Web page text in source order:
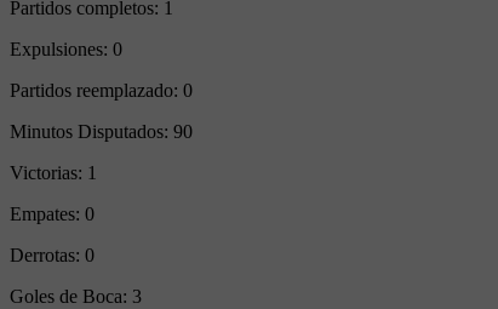
Partidos completos: 1
Expulsiones: 0
Partidos reemplazado: 0
Minutos Disputados: 90
Victorias: 1
Empates: 0
Derrotas: 0
Goles de Boca: 3